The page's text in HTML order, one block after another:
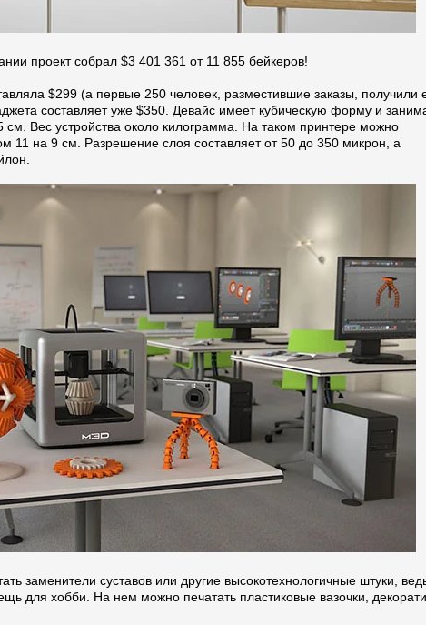
проект собрал $3 401 361 от 11 855 бейкеров!
$299 (а первые 250 человек, разместившие заказы, получили
составляет уже $350. Девайс имеет кубическую форму и
см. Вес устройства около килограмма. На таком принтере можно
11 на 9 см. Разрешение слоя составляет от 50 до 350 микрон, а
заменители суставов или другие высокотехнологичные штуки,
для хобби. На нем можно печатать пластиковые вазочки,